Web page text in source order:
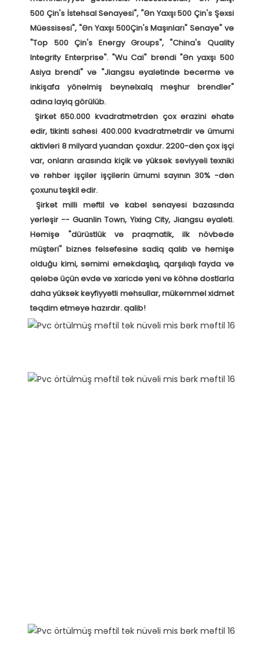
500 Çin's İstehsal Sənayesi", "Ən Yaxşı 500 Çin's Şəxsi
Müəssisəsi", "Ən Yaxşı 500Çin's Maşınları" Sənaye" və
"Top 500 Çin's Energy Groups", "China's Quality
Integrity Enterprise". "Wu Cai" brendi "Ən yaxşı 500
Asiya brendi" və "Jiangsu əyalətində becərmə və
inkişafa yönəlmiş beynəlxalq məşhur brendlər"
adına layiq görülüb.
edir, tikinti sahəsi 400.000 kvadratmetrdir və ümumi
aktivləri 8 milyard yuandan çoxdur. 2200-dən çox işçi
var, onların arasında kiçik və yüksək səviyyəli texniki
və rəhbər işçilər işçilərin ümumi sayının 30% -dən
çoxunu təşkil edir.
yerləşir -- Guanlin Town, Yixing City, Jiangsu əyaləti.
Həmişə "dürüstlük və praqmatik, ilk növbədə
müştəri" biznes fəlsəfəsinə sadiq qalıb və həmişə
olduğu kimi, səmimi əməkdaşlıq, qarşılıqlı fayda və
qələbə üçün evdə və xaricdə yeni və köhnə dostlarla
daha yüksək keyfiyyətli məhsullar, mükəmməl xidmət